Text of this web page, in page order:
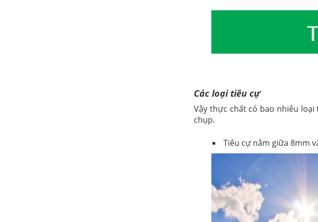
Các loại tiêu cự
Vậy thực chất có bao nhiêu
chụp.
Tiêu cự nằm giữa 8mm